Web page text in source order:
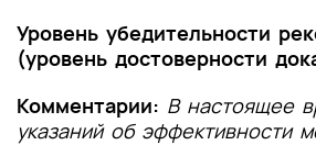
Уровень убедительности
(уровень достоверности
Комментарии: В настоящее
указаний об эффективности